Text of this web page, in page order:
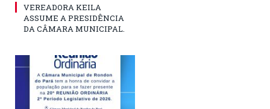
VEREADORA KEILA
ASSUME A PRESIDÊNCIA
DA CÂMARA MUNICIPAL.